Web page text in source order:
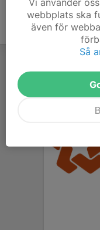
webbplats ska
även för
Så